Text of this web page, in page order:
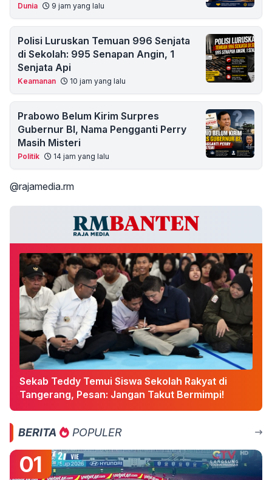
Dunia 9 jam yang lalu
Polisi Luruskan Temuan 996 Senjata
di Sekolah: 995 Senapan Angin, 1
Senjata Api
Keamanan 10 jam yang lalu
Prabowo Belum Kirim Surpres
Gubernur BI, Nama Pengganti Perry
Masih Misteri
Politik 14 jam yang lalu
@rajamedia.rm
Sekab Teddy Temui Siswa Sekolah Rakyat di
Tangerang, Pesan: Jangan Takut Bermimpi!
BERITA POPULER
01